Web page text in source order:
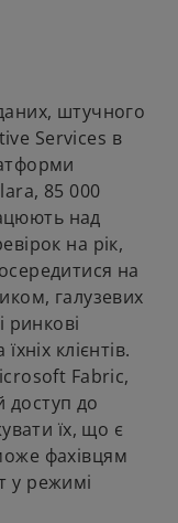
штучного
Services в
85 000
над
на рік,
на
галузевих
ринкові
клієнтів.
Fabric,
доступ до
їх, що є
фахівцям
у режимі